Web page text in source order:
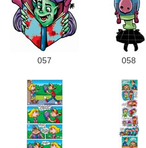
057 058